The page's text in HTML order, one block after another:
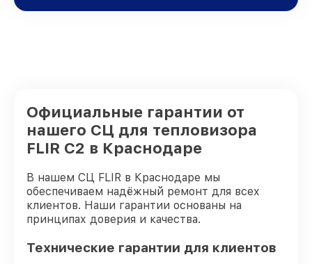
Официальные гарантии от
нашего СЦ для тепловизора
FLIR C2 в Краснодаре
В нашем СЦ FLIR в Краснодаре мы
обеспечиваем надёжный ремонт для всех
клиентов. Наши гарантии основаны на
принципах доверия и качества.
Технические гарантии для клиентов